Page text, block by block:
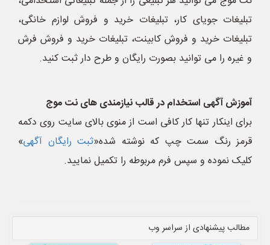
تبلیغات جویای کار، تبلیغات خرید و فروش لوازم خانگی،
تبلیغات خرید و فروش کابینت، تبلیغات خرید و فروش فرش
و غیره را می توانید بصورت رایگان و طرح دار ثبت کنید.
آموزش آگهی استخدام در قالب نیازمندی های نت موج
برای اینکار تنها کار کافی است از منوی بالای سایت روی دکمه
قرمز رنگ سمت چپ که نوشته شده«ثبت رایگان آگهی»
کلیک نموده و سپس فرم مربوطه را تکمیل نمایید.
مطالب پیشنهادی از سراسر وب